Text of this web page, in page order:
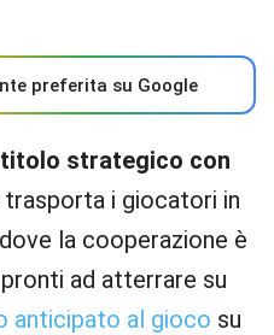
preferita su Google
strategico con
trasporta i giocatori in
la cooperazione è
ad atterrare su
anticipato al gioco su